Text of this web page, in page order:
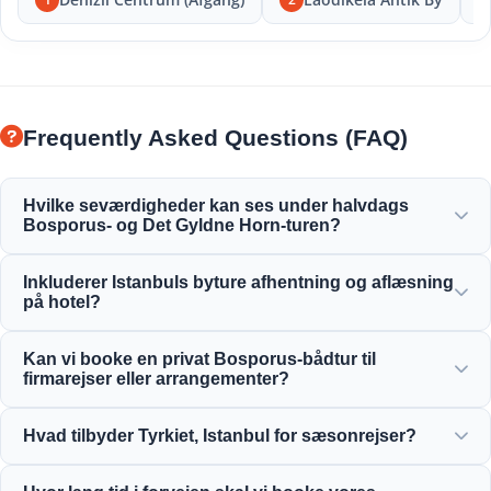
Frequently Asked Questions (FAQ)
Hvilke seværdigheder kan ses under halvdags
Bosporus- og Det Gyldne Horn-turen?
Bosporusbroen, Dolmabahçe-paladset, Ortaköy-moskeen,
Rumeli-fæstningen og elegante osmanniske
Inkluderer Istanbuls byture afhentning og aflæsning
på hotel?
hoteller i områderne Sultanahmet, Taksim og omegn.
Kan vi booke en privat Bosporus-bådtur til
firmarejser eller arrangementer?
og tilbyder skræddersyet yachtudlejning, firmaevents og
Hvad tilbyder Tyrkiet, Istanbul for sæsonrejser?